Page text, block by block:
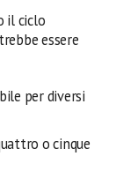
il ciclo
essere
per diversi
o cinque